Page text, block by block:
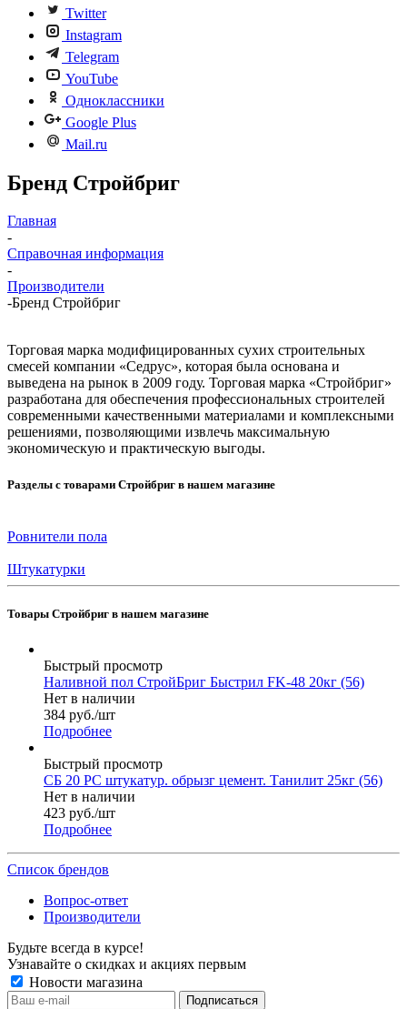
Twitter
Instagram
Telegram
YouTube
Одноклассники
Google Plus
Mail.ru
Бренд Стройбриг
Главная
-
Справочная информация
-
Производители
-Бренд Стройбриг
Торговая марка модифицированных сухих строительных
смесей компании «Седрус», которая была основана и
выведена на рынок в 2009 году. Торговая марка «Стройбриг»
разработана для обеспечения профессиональных строителей
современными качественными материалами и комплексными
решениями, позволяющими извлечь максимальную
экономическую и практическую выгоды.
Разделы с товарами Стройбриг в нашем магазине
Ровнители пола
Штукатурки
Товары Стройбриг в нашем магазине
Быстрый просмотр
Наливной пол СтройБриг Быстрил FK-48 20кг (56)
Нет в наличии
384 руб./шт
Подробнее
Быстрый просмотр
СБ 20 РС штукатур. обрызг цемент. Танилит 25кг (56)
Нет в наличии
423 руб./шт
Подробнее
Список брендов
Вопрос-ответ
Производители
Будьте всегда в курсе!
Узнавайте о скидках и акциях первым
Новости магазина